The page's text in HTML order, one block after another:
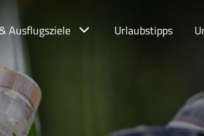
Ausflugsziele Urlaubstipps